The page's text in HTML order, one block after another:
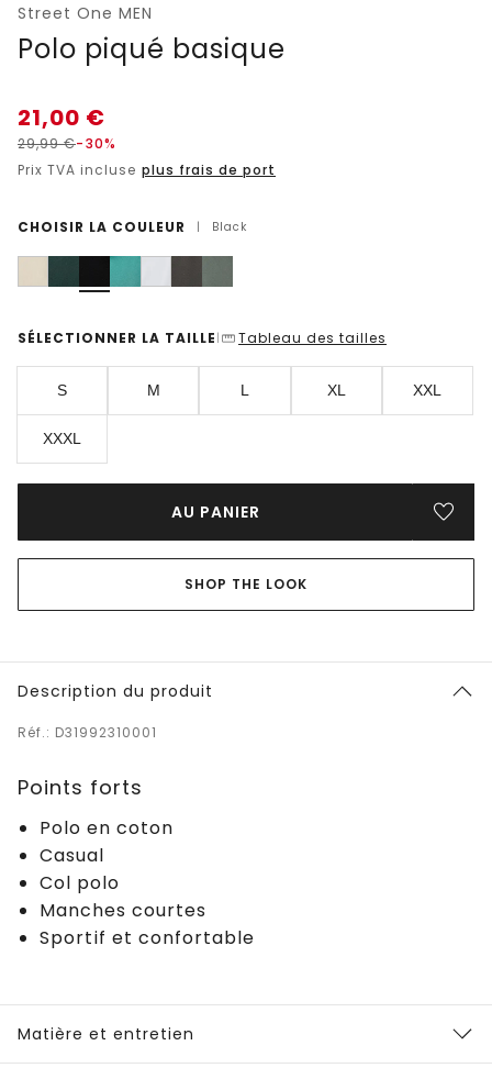
Street One MEN
Polo piqué basique
21,00 €
29,99€-30%
Prix TVA incluse plus frais de port
CHOISIR LA COULEUR | Black
SÉLECTIONNER LA TAILLE | Tableau des tailles
S M L XL XXL
XXXL
AU PANIER
SHOP THE LOOK
Description du produit
Réf.: D31992310001
Points forts
Polo en coton
Casual
Col polo
Manches courtes
Sportif et confortable
Matière et entretien